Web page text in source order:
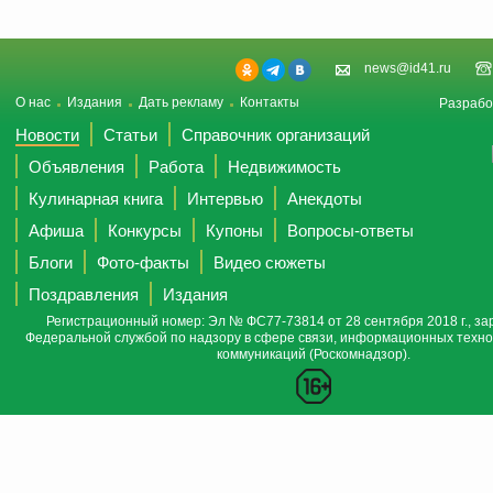
news@id41.ru
О нас Издания Дать рекламу Контакты
Новости Статьи
Справочник организаций
Объявления
Работа
Недвижимость
Кулинарная книга
Интервью
Анекдоты
Афиша
Конкурсы Купоны
Вопросы-ответы
Блоги
Фото-факты
Видео сюжеты
Поздравления
Издания
Регистрационный номер: Эл № ФС77-73814 от 28 сентября 2018 г.,
Федеральной службой по надзору в сфере связи, информационных
коммуникаций (Роскомнадзор).